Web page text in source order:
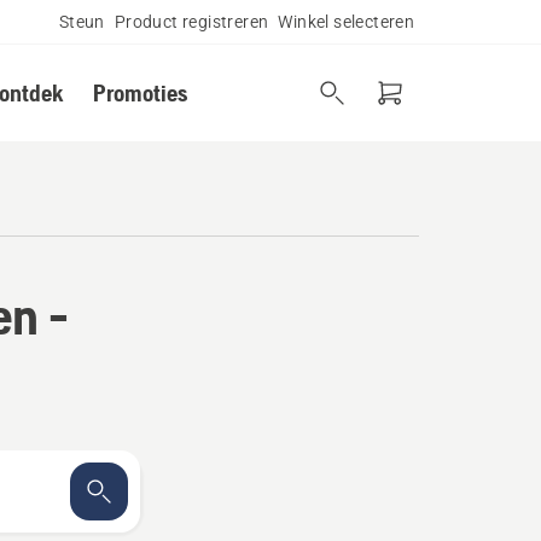
Steun Product registreren Winkel selecteren
Promoties
-